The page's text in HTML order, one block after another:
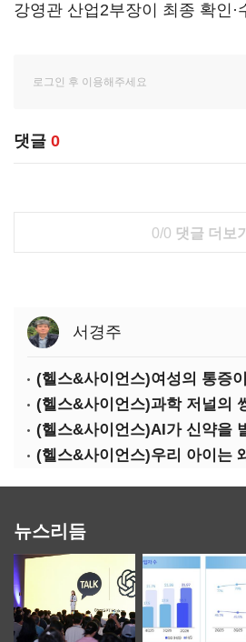
강영관 산업2부장이 최종 확인·
댓글 0
0/0 댓글 더보기
서경주
(헬스&사이언스)여성의 통증
(헬스&사이언스)우리 아이는
뉴스리듬